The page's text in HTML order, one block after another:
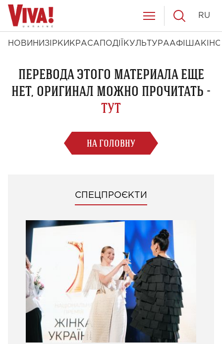
НОВИНИ ЗІРКИ КРАСА ПОДІЇ КУЛЬТУРААФІША КІНО
RU
ПЕРЕВОДА ЭТОГО МАТЕРИАЛА ЕЩЕ
НЕТ, ОРИГИНАЛ МОЖНО ПРОЧИТАТЬ -
ТУТ
НА ГОЛОВНУ
СПЕЦПРОЄКТИ